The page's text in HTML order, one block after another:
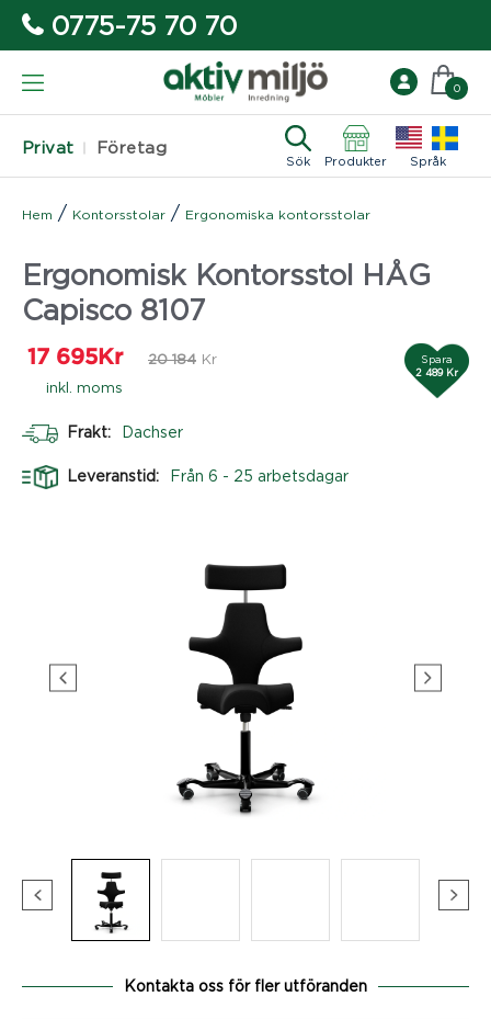
0775-75 70 70
Privat Företag
Sök Produkter Språk
0
Hem / Kontorsstolar / Ergonomiska kontorsstolar
Ergonomisk Kontorsstol HÅG
Capisco 8107
17 695 Kr
inkl. moms
20 184 Kr Spara
2 489 Kr
Frakt: Dachser
Leveranstid: Från 6 - 25 arbetsdagar
Kontakta oss för fler utföranden